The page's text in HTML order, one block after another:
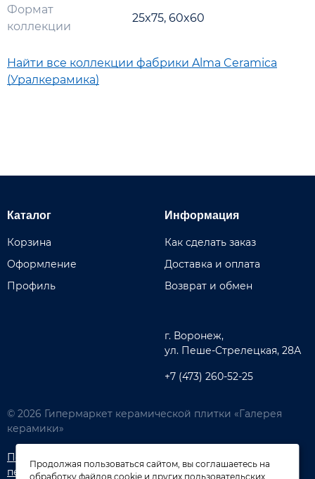
Формат
коллекции
25x75, 60x60
Найти все коллекции фабрики Alma Ceramica
(Уралкерамика)
г. Воронеж,
ул. Пеше-Cтрелецкая, 28А
+7 (473) 260-52-25
Каталог
Корзина
Оформление
Профиль
Информация
Как сделать заказ
Доставка и оплата
Возврат и обмен
© 2026 Гипермаркет керамической плитки «Галерея
керамики»
Политика обработки
персональных данных
персональных данных
Продолжая пользоваться сайтом, вы соглашаетесь на
обработку файлов cookie и других пользовательских